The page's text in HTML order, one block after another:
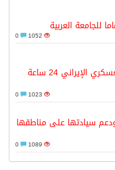
للجامعة العربية
1052
السعودية تمهل الملحق العسكري الإيراني 24 ساعة
1023
سيادتها على مناطقها
1089